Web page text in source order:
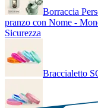
Borraccia
pranzo con Nome -
Sicurezza
Braccialetto